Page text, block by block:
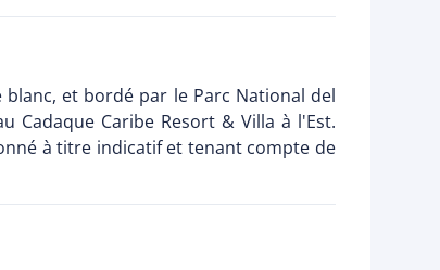
et bordé par le Parc National del
Cadaque Caribe Resort & Villa à l'Est.
à titre indicatif et tenant compte de